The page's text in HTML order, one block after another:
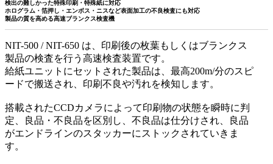
検出の難しかった特殊印刷・特殊紙に対応
ホログラム・箔押し・エンボス・ニスなど表面加工の不良検査にも対応
製品の質を高める高速ブランクス検査機
NIT-500 / NIT-650 は、印刷後の枚葉もしくはブランクス
製品の検査を行う高速検査装置です。
給紙ユニットにセットされた製品は、最高200m/分のスピ
ードで搬送され、印刷不良や汚れを検知します。
搭載されたCCDカメラによって印刷物の状態を瞬時に判
定、良品・不良品を区別し、不良品は仕分けされ、良品
がエンドラインのスタッカーにストックされていきま
す。